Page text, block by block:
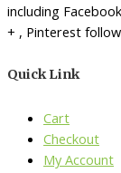
including
+ , Pinterest
Quick Link
Cart
Checkout
My Account